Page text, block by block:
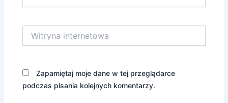
internetowa
Zapamiętaj moje dane w tej przeglądarce
podczas pisania kolejnych komentarzy.